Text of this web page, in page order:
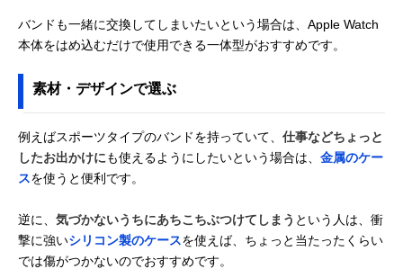
バンドも一緒に交換してしまいたいという場合は、Apple Watch
本体をはめ込むだけで使用できる一体型がおすすめです。
素材・デザインで選ぶ
例えばスポーツタイプのバンドを持っていて、 仕事などちょっと
したお出かけにも使えるようにしたいという場合は、 金属のケー
スを使うと便利です。
逆に、 気づかないうちにあちこちぶつけてしまう という人は、衝
撃に強いシリコン製のケースを使えば、ちょっと当たったくらい
では傷がつかないのでおすすめです。